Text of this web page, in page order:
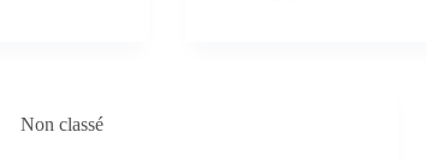
Non classé